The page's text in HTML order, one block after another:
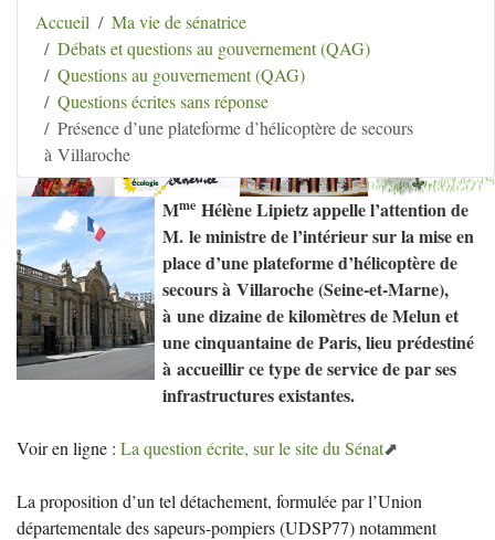
Aller au contenu Aller au menu
secondaire
| Aller à la recherche
Hélène Lipietz
Ancienne Sénatrice de Seine-et-Marne
Accueil
Ma vie de sénatrice
Débats et questions au gouvernement (QAG)
Questions au gouvernement (QAG)
Questions écrites sans réponse
Présence d’une plateforme d’hélicoptère de secours
à Villaroche
Mme Hélène Lipietz appelle l’attention de
M. le ministre de l’intérieur sur la mise en
place d’une plateforme d’hélicoptère de
secours à Villaroche (Seine-et-Marne),
à une dizaine de kilomètres de Melun et
une cinquantaine de Paris, lieu prédestiné
à accueillir ce type de service de par ses
infrastructures existantes.
Voir en ligne : La question écrite, sur le site du Sénat
La proposition d’un tel détachement, formulée par l’Union
départementale des sapeurs-pompiers (UDSP77) notamment